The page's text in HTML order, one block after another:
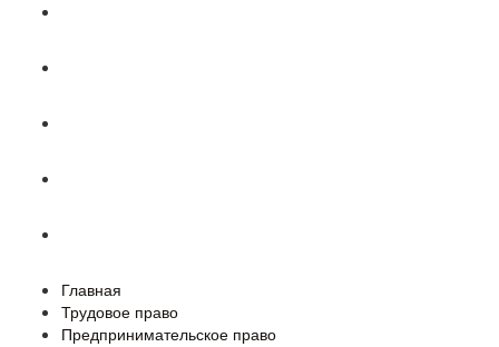
Главная
Трудовое право
Предпринимательское право